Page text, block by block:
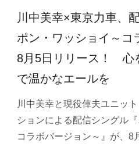
川中美幸×東京力車、
ポン・ワッショイ～コ
8月5日リリース！ 心
で温かなエールを
川中美幸と現役俥夫ユニッ
ションによる配信シングル
コラボバージョン～』が、